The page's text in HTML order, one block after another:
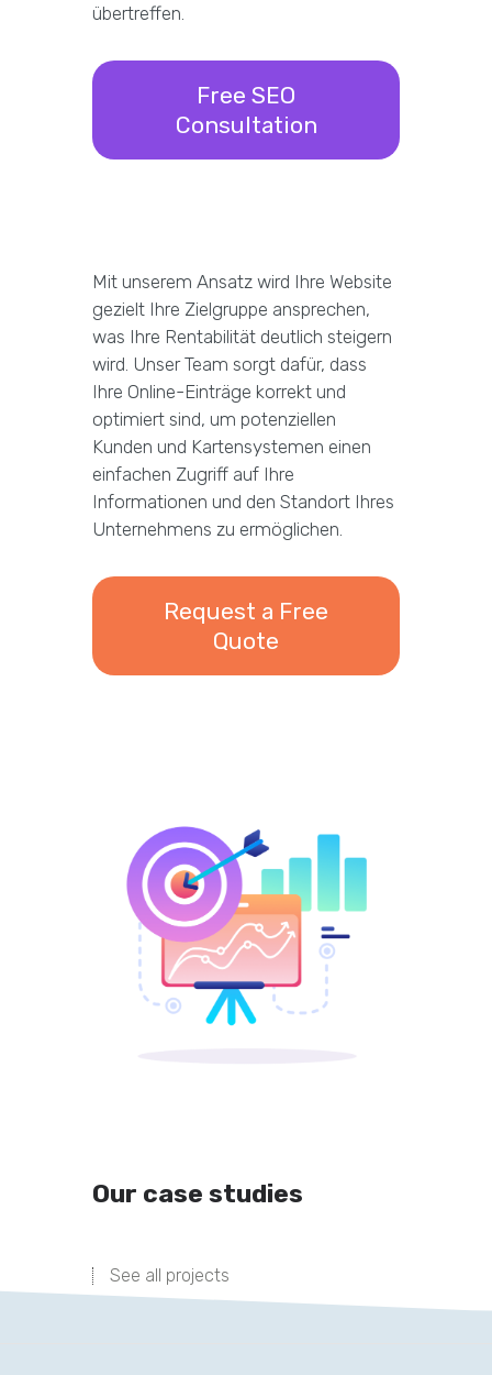
übertreffen.
Free SEO
Consultation
Mit unserem Ansatz wird Ihre Website
gezielt Ihre Zielgruppe ansprechen,
was Ihre Rentabilität deutlich steigern
wird. Unser Team sorgt dafür, dass
Ihre Online-Einträge korrekt und
optimiert sind, um potenziellen
Kunden und Kartensystemen einen
einfachen Zugriff auf Ihre
Informationen und den Standort Ihres
Unternehmens zu ermöglichen.
Request a Free
Quote
Our case studies
See all projects